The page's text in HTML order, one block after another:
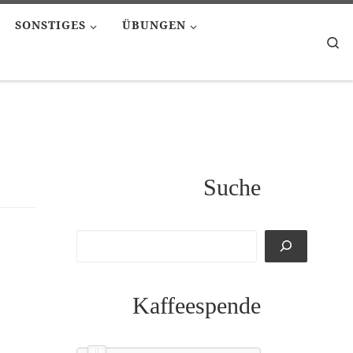
SONSTIGES ÜBUNGEN
Suche
Kaffeespende